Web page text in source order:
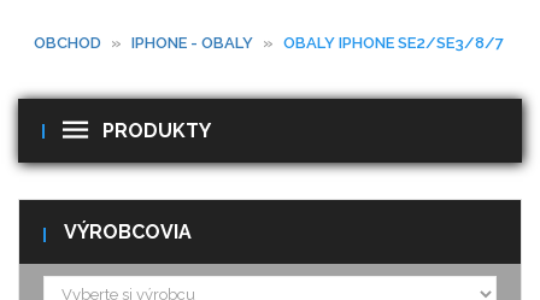
OBCHOD » IPHONE - OBALY » OBALY IPHONE SE2/SE3/8/7
PRODUKTY
VÝROBCOVIA